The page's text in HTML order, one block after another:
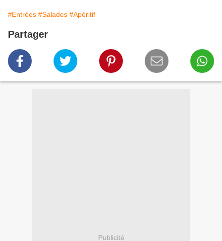
#Entrées #Salades #Apéritif
Partager
Publicité